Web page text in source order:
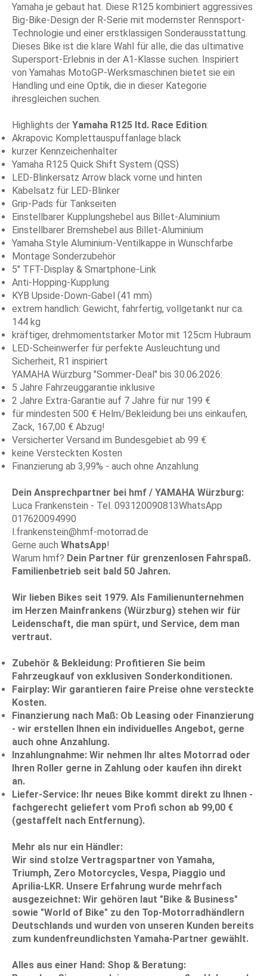
Yamaha je gebaut hat. Diese R125 kombiniert aggressives
Big-Bike-Design der R-Serie mit modernster Rennsport-
Technologie und einer erstklassigen Sonderausstattung.
Dieses Bike ist die klare Wahl für alle, die das ultimative
Supersport-Erlebnis in der A1-Klasse suchen. Inspiriert
von Yamahas MotoGP-Werksmaschinen bietet sie ein
Handling und eine Optik, die in dieser Kategorie
ihresgleichen suchen.
Highlights der Yamaha R125 ltd. Race Edition:
Akrapovic Komplettauspuffanlage black
kurzer Kennzeichenhalter
Yamaha R125 Quick Shift System (QSS)
LED-Blinkersatz Arrow black vorne und hinten
Kabelsatz für LED-Blinker
Grip-Pads für Tankseiten
Einstellbarer Kupplungshebel aus Billet-Aluminium
Einstellbarer Bremshebel aus Billet-Aluminium
Yamaha Style Aluminium-Ventilkappe in Wunschfarbe
Montage Sonderzubehör
5" TFT-Display & Smartphone-Link
Anti-Hopping-Kupplung
KYB Upside-Down-Gabel (41 mm)
extrem handlich: Gewicht, fahrfertig, vollgetankt nur ca.
144 kg
kräftiger, drehmomentstarker Motor mit 125cm Hubraum
LED-Scheinwerfer für perfekte Ausleuchtung und
Sicherheit, R1 inspiriert
YAMAHA Würzburg "Sommer-Deal" bis 30.06.2026:
5 Jahre Fahrzeuggarantie inklusive
2 Jahre Extra-Garantie auf 7 Jahre für nur 199 €
für mindesten 500 € Helm/Bekleidung bei uns einkaufen,
Zack, 167,00 € Abzug!
Versicherter Versand im Bundesgebiet ab 99 €
keine Versteckten Kosten
Finanzierung ab 3,99% - auch ohne Anzahlung
Dein Ansprechpartner bei hmf / YAMAHA Würzburg:
Luca Frankenstein - Tel. 093120090813WhatsApp
017620094990
l.frankenstein@hmf-motorrad.de
Gerne auch WhatsApp!
Warum hmf? Dein Partner für grenzenlosen Fahrspaß.
Familienbetrieb seit bald 50 Jahren.
Wir lieben Bikes seit 1979. Als Familienunternehmen
im Herzen Mainfrankens (Würzburg) stehen wir für
Leidenschaft, die man spürt, und Service, dem man
vertraut.
Zubehör & Bekleidung: Profitieren Sie beim
Fahrzeugkauf von exklusiven Sonderkonditionen.
Fairplay: Wir garantieren faire Preise ohne versteckte
Kosten.
Finanzierung nach Maß: Ob Leasing oder Finanzierung
- wir erstellen Ihnen ein individuelles Angebot, gerne
auch ohne Anzahlung.
Inzahlungnahme: Wir nehmen Ihr altes Motorrad oder
Ihren Roller gerne in Zahlung oder kaufen ihn direkt
an.
Liefer-Service: Ihr neues Bike kommt direkt zu Ihnen -
fachgerecht geliefert vom Profi schon ab 99,00 €
(gestaffelt nach Entfernung).
Mehr als nur ein Händler:
Wir sind stolze Vertragspartner von Yamaha,
Triumph, Zero Motorcycles, Vespa, Piaggio und
Aprilia-LKR. Unsere Erfahrung wurde mehrfach
ausgezeichnet: Wir gehören laut "Bike & Business"
sowie "World of Bike" zu den Top-Motorradhändlern
Deutschlands und wurden von unseren Kunden bereits
zum kundenfreundlichsten Yamaha-Partner gewählt.
Alles aus einer Hand: Shop & Beratung: